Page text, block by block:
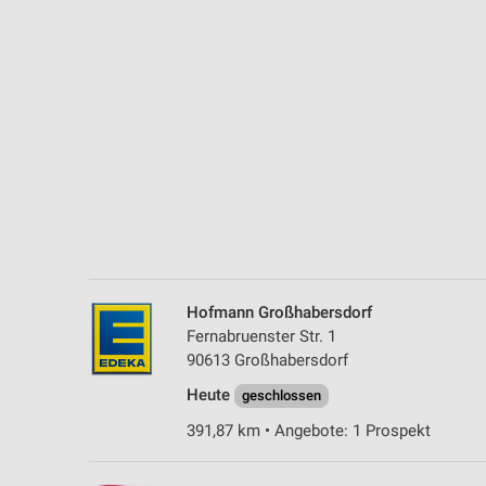
Hofmann Großhabersdorf
Fernabruenster Str. 1
90613 Großhabersdorf
Heute
geschlossen
391,87 km • Angebote: 1 Prospekt
Nicht-IAB-Verarbeitungszwecke: